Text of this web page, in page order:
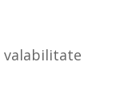
valabilitate